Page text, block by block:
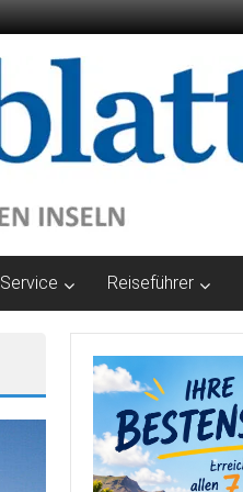
Service Reiseführer